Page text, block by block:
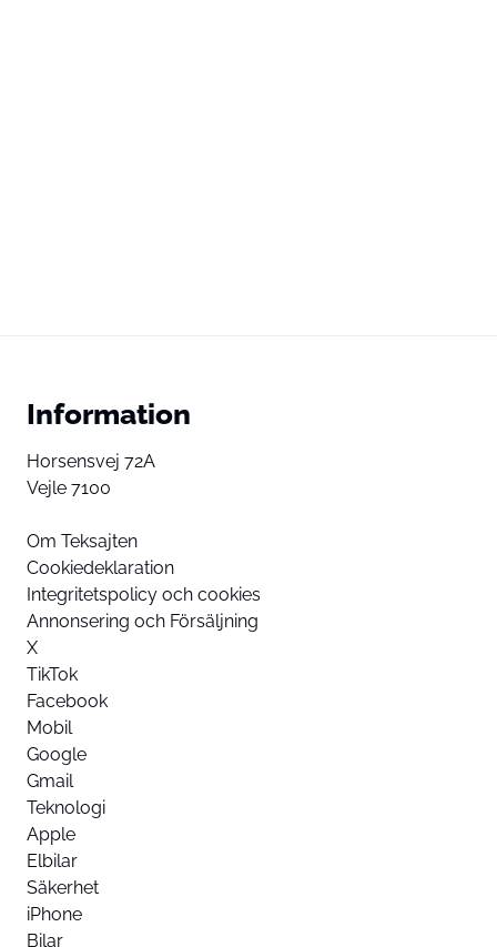
Information
Horsensvej 72A
Vejle 7100
Om Teksajten
Cookiedeklaration
Integritetspolicy och cookies
Annonsering och Försäljning
X
TikTok
Facebook
Mobil
Google
Gmail
Teknologi
Apple
Elbilar
Säkerhet
iPhone
Bilar